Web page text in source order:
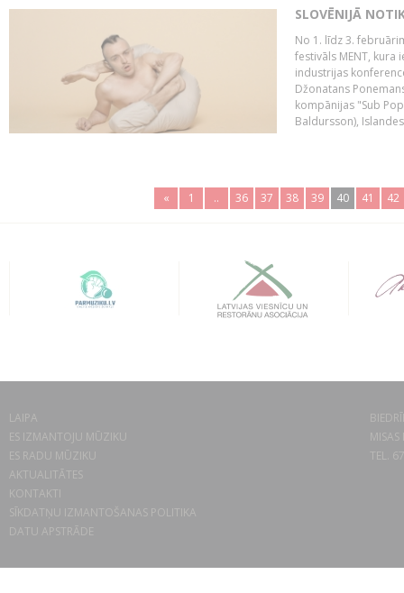
SLOVĒNIJĀ
No 1. līdz 3.
festivāls MENT, kura
industrijas
Džonatans
kompānijas "Sub
Baldursson),
« 1 .. 36 37 38 39 40 41 42
LAIPA
ES IZMANTOJU MŪZIKU
ES RADU MŪZIKU
AKTUALITĀTES
KONTAKTI
SĪKDATŅU IZMANTOŠANAS POLITIKA
DATU APSTRĀDE
TEL.